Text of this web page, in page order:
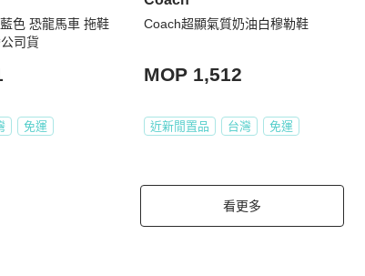
公司貨
免運
Coach超顯氣質奶油白穆勒鞋
MOP 1,512
近新閒置品 台灣 免運
看更多